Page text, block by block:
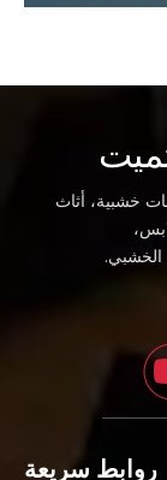
خشبية، أثاث
الخشبي.
روابط سريعة